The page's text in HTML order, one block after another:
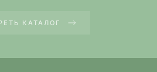
КАТАЛОГ